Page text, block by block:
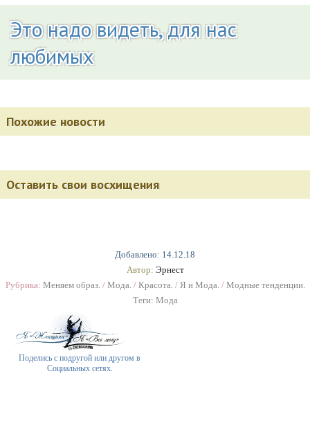
Добавлено: 14.12.18
Автор: Эрнест
Рубрика: Меняем образ./ Мода./ Красота./ Я и Мода./ Модные тенденции.
Теги: Мода
Поделись с подругой или другом в
Социальных сетях.
Это надо видеть, для нас
любимых
Похожие новости
Оставить свои восхищения